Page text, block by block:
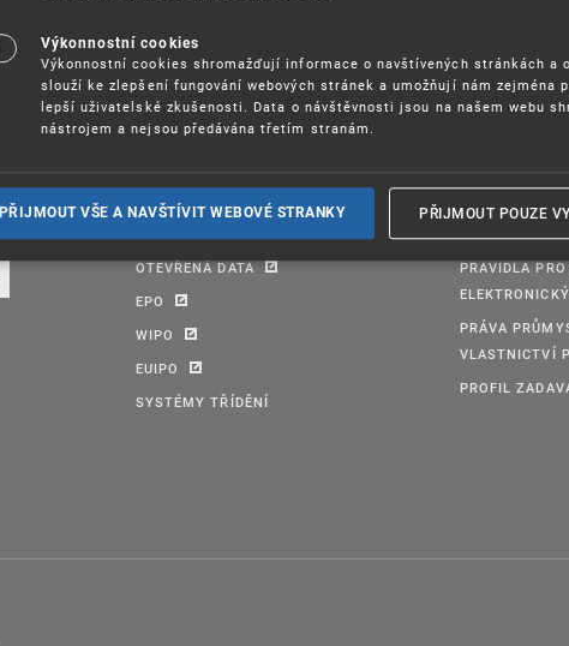
OTEVŘENÁ DATA
EPO
WIPO
EUIPO
SYSTÉMY TŘÍDĚNÍ
PRAVIDLA
PRÁVA
VLASTNICTVÍ
PROFIL
Výkonnostní cookies
Výkonnostní cookies shromažďují informace o navštívených stránkách a
slouží ke zlepšení fungování webových stránek a umožňují nám zejména
lepší uživatelské zkušenosti. Data o návštěvnosti jsou na našem webu
nástrojem a nejsou předávána třetím stranám.
PŘIJMOUT VŠE A NAVŠTÍVIT WEBOVÉ STRANKY PŘIJMOUT POUZE